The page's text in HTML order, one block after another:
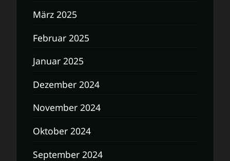
März 2025
Februar 2025
Januar 2025
Dezember 2024
November 2024
Oktober 2024
September 2024